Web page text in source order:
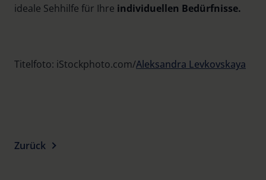
ideale Sehhilfe für Ihre individuellen Bedürfnisse.
Titelfoto: iStockphoto.com/Aleksandra Levkovskaya
Zurück